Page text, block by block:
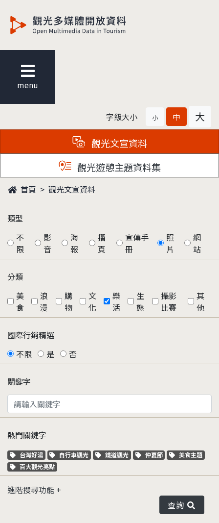
menu
字級大小 小 中 大
觀光文宣資料
觀光遊憩主題資料集
首頁 觀光文宣資料
類型
不
限
影
音
海
報
摺
頁
宣傳手
冊
照
片
網
站
分類
美
食
浪
漫
購
物
文
化
樂
活
生
態
攝影
比賽
其
他
國際行銷精選
不限
是 否
關鍵字
熱門關鍵字
關鍵字標籤
台灣好湯 關鍵字標籤
自行車觀光 關鍵字標籤
鐵道觀光 關鍵字標籤
仲夏節 關鍵字標籤
美食主題
關鍵字標籤
百大觀光亮點
進階搜尋功能
查詢